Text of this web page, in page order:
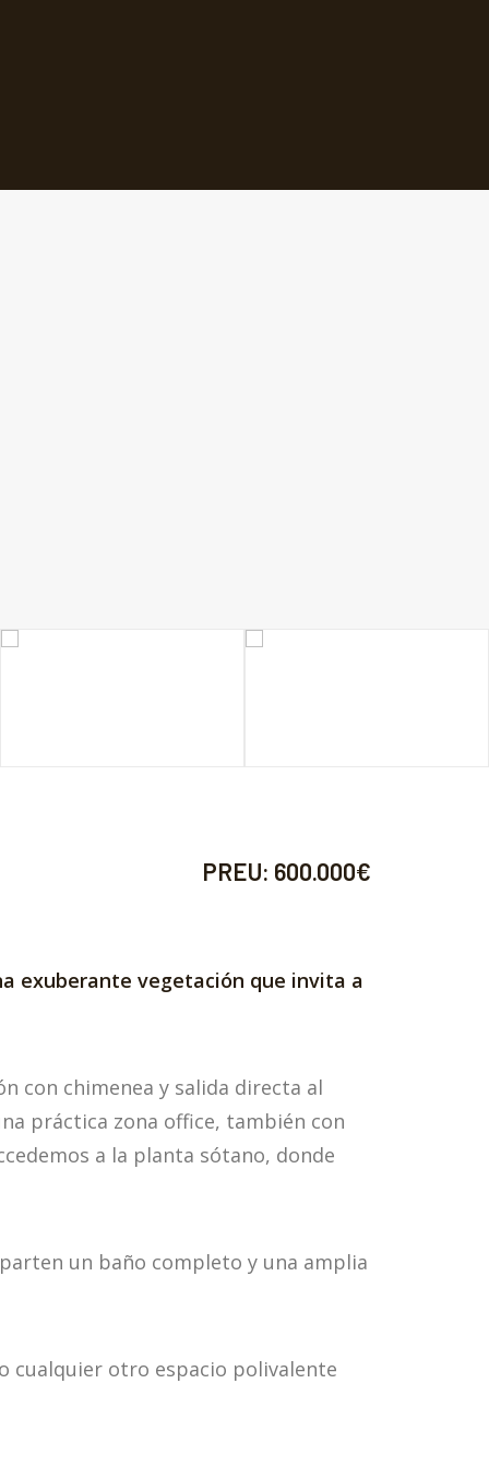
PREU: 600.000€
exuberante vegetación que invita a
con chimenea y salida directa al
práctica zona office, también con
a la planta sótano, donde
un baño completo y una amplia
cualquier otro espacio polivalente